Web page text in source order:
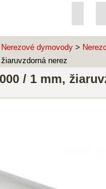
Nerezové dymovody >
nerez
/ 1 mm,